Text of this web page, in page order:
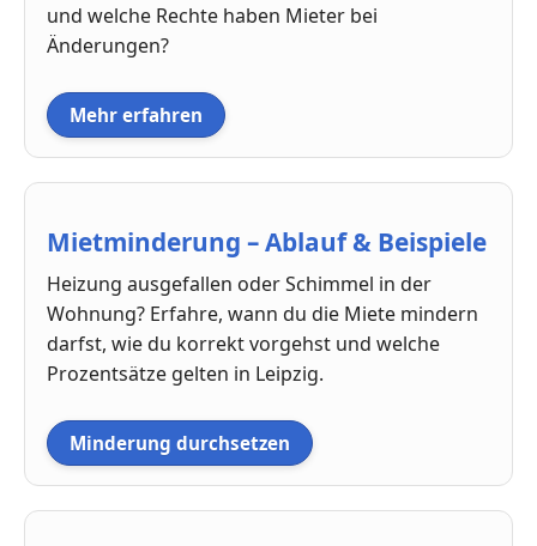
und welche Rechte haben Mieter bei
Änderungen?
Mehr erfahren
Mietminderung – Ablauf & Beispiele
Heizung ausgefallen oder Schimmel in der
Wohnung? Erfahre, wann du die Miete mindern
darfst, wie du korrekt vorgehst und welche
Prozentsätze gelten in Leipzig.
Minderung durchsetzen